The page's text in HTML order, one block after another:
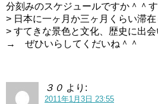
分刻みのスケジュールですか＾＾す
> 日本に一ヶ月か三ヶ月くらい滞在
> すてきな景色と文化、歴史に出会
→ ぜひいらしてくだいね＾＾
３０ より:
2011年1月3日 23:55